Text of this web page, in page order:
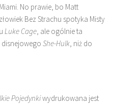
No prawie, bo Matt
Bez Strachu spotyka Misty
Luke Cage , ale ogólnie ta
She-Hulk , niż do
Pojedynkiwydrukowana jest